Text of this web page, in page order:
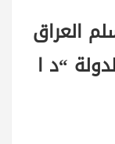
العراق
“د ا